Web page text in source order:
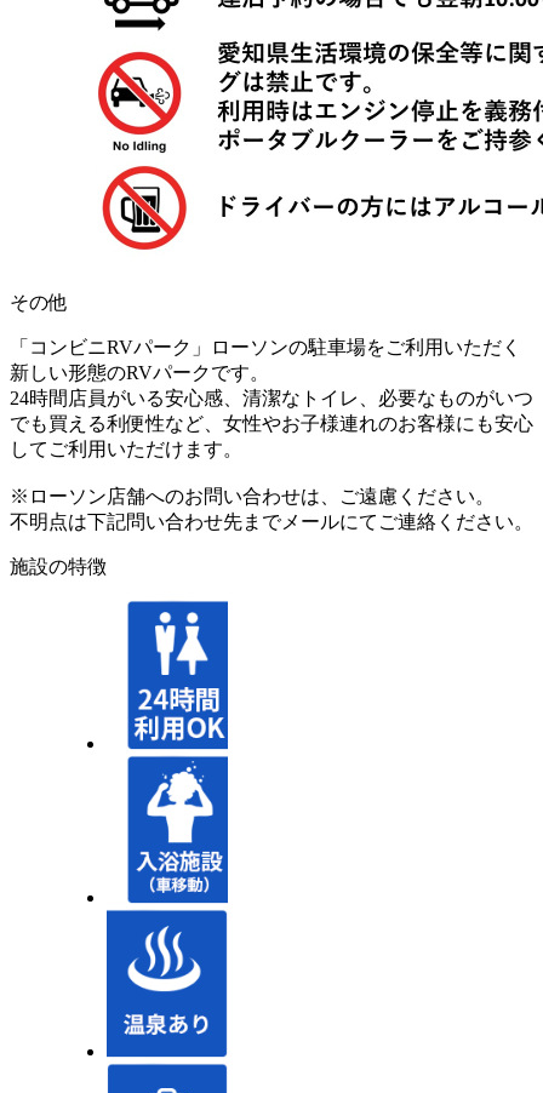
その他
「コンビニRVパーク」ローソンの駐車場をご利用いただく
新しい形態のRVパークです。
24時間店員がいる安心感、清潔なトイレ、必要なものがいつ
でも買える利便性など、女性やお子様連れのお客様にも安心
してご利用いただけます。
※ローソン店舗へのお問い合わせは、ご遠慮ください。
不明点は下記問い合わせ先までメールにてご連絡ください。
施設の特徴